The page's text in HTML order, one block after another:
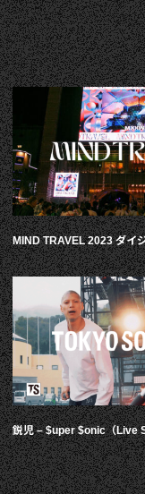
MIND TRAVEL 2023 ダイ
鋭児 – $uper $onic（Live